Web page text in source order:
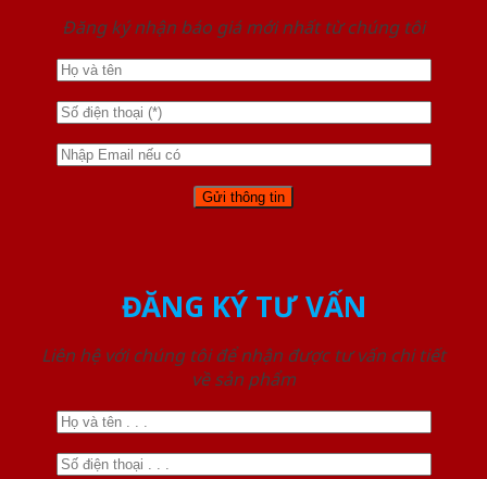
Đăng ký nhận báo giá mới nhất từ chúng tôi
ĐĂNG KÝ TƯ VẤN
Liên hệ với chúng tôi để nhận được tư vấn chi tiết
về sản phẩm